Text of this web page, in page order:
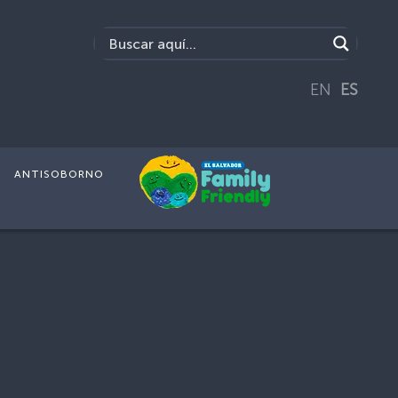
EN ES
ANTISOBORNO